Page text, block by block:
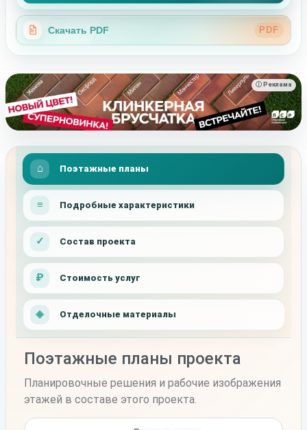
Скачать PDF PDF
ⓘ Реклама
Поэтажные планы
Подробные характеристики
Состав проекта
Стоимость услуг
Отделочные материалы
Поэтажные планы проекта
Планировочные решения и рабочие изображения
этажей в составе этого проекта.